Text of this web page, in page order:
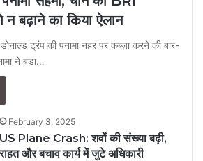
न बढ़ाने का किया ऐलान
डोनाल्ड ट्रंप की पनामा नहर पर कब्ज़ा करने की बार-
ने बड़ा…
February 3, 2025
US Plane Crash: शवों की संख्या बढ़ी,
राहत और बचाव कार्य में जुटे अधिकारी